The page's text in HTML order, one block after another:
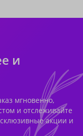
и
мгновенно,
и отслеживайте
акции и